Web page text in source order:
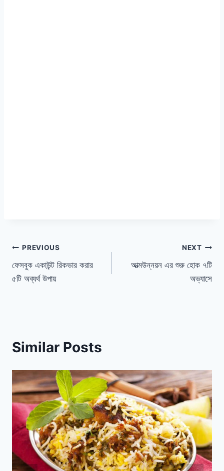
পোস্ট
ন্যাভিগেশন
PREVIOUS
ফেসবুক একাউন্ট রিকভার করার
৫টি অব্যর্থ উপায়
NEXT
আত্মউন্নয়ন এর শুরু হোক ৭টি
অভ্যাসে
Similar Posts